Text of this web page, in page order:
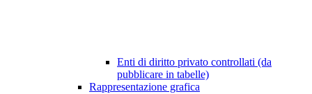
Enti di diritto privato controllati (da
pubblicare in tabelle)
Rappresentazione grafica